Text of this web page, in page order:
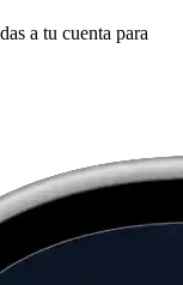
a tu cuenta para